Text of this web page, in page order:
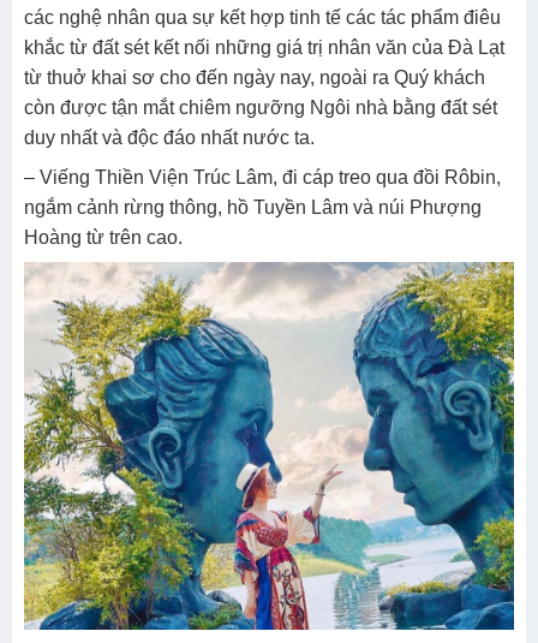
các nghệ nhân qua sự kết hợp tinh tế các tác phẩm điêu
khắc từ đất sét kết nối những giá trị nhân văn của Đà Lạt
từ thuở khai sơ cho đến ngày nay, ngoài ra Quý khách
còn được tận mắt chiêm ngưỡng Ngôi nhà bằng đất sét
duy nhất và độc đáo nhất nước ta.
– Viếng Thiền Viện Trúc Lâm, đi cáp treo qua đồi Rôbin,
ngắm cảnh rừng thông, hồ Tuyền Lâm và núi Phượng
Hoàng từ trên cao.